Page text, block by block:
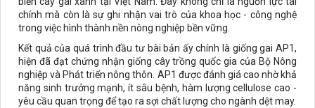
chính mà còn là sự ghi nhận vai trò của khoa học - công nghệ
trong việc hình thành nền nông nghiệp bền vững.
Kết quả của quá trình đầu tư bài bản ấy chính là giống gai AP1,
hiện đã đạt chứng nhận giống cây trồng quốc gia của Bộ Nông
nghiệp và Phát triển nông thôn. AP1 được đánh giá cao nhờ khả
năng sinh trưởng mạnh, ít sâu bệnh, hàm lượng cellulose cao -
yêu cầu quan trọng để tạo ra sợi chất lượng cho ngành dệt may.